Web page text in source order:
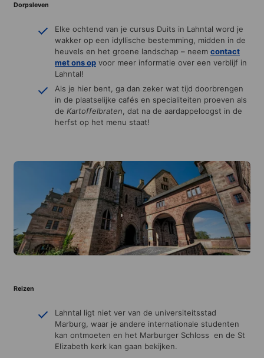
Dorpsleven
Elke ochtend van je cursus Duits in Lahntal word je
wakker op een idyllische bestemming, midden in de
heuvels en het groene landschap – neem contact
met onsop voor meer informatie over een verblijf in
Lahntal!
Als je hier bent, ga dan zeker wat tijd doorbrengen
in de plaatselijke cafés en specialiteiten proeven als
de Kartoffelbraten , dat na de aardappeloogst in de
herfst op het menu staat!
Reizen
Lahntal ligt niet ver van de universiteitsstad
Marburg, waar je andere internationale studenten
kan ontmoeten en het Marburger Schloss en de St
Elizabeth kerk kan gaan bekijken.